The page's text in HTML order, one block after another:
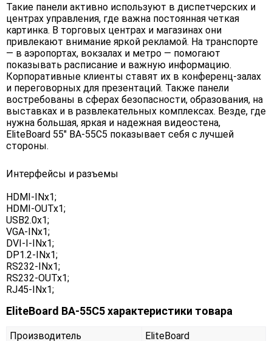
Такие панели активно используют в диспетчерских и
центрах управления, где важна постоянная четкая
картинка. В торговых центрах и магазинах они
привлекают внимание яркой рекламой. На транспорте
— в аэропортах, вокзалах и метро — помогают
показывать расписание и важную информацию.
Корпоративные клиенты ставят их в конференц-залах
и переговорных для презентаций. Также панели
востребованы в сферах безопасности, образования, на
выставках и в развлекательных комплексах. Везде, где
нужна большая, яркая и надежная видеостена,
EliteBoard 55" BA-55C5 показывает себя с лучшей
стороны.
Интерфейсы и разъемы
HDMI-INx1;
HDMI-OUTx1;
USB2.0x1;
VGA-INx1;
DVI-I-INx1;
DP1.2-INx1;
RS232-INx1;
RS232-OUTx1;
RJ45-INx1;
EliteBoard BA-55C5 характеристики товара
Производитель
EliteBoard